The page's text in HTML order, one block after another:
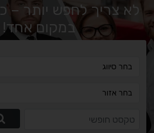
לא צריך לחפש יותר –
במקום אחד!
בחר סיווג
בחר אזור